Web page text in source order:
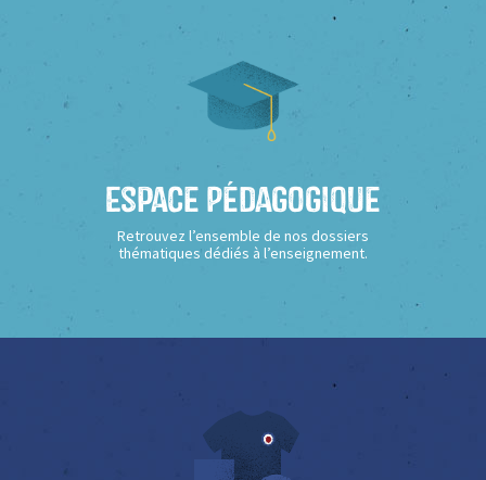
Espace Pédagogique
Retrouvez l’ensemble de nos dossiers
thématiques dédiés à l’enseignement.